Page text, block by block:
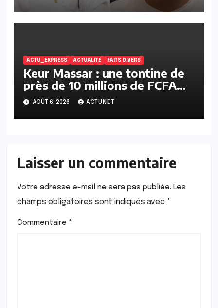
ACTU_EXPRESS ACTUALITE FAITS DIVERS
Keur Massar : une tontine de
près de 10 millions de FCFA
vire au scandale, la
responsable en prison
AOÛT 6, 2026 ACTUNET
Laisser un commentaire
Votre adresse e-mail ne sera pas publiée. Les
champs obligatoires sont indiqués avec *
Commentaire *